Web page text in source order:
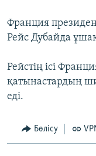
Франция
Рейс Дубайда
Рейстің ісі
қатынастардың
еді.
Бөлісу